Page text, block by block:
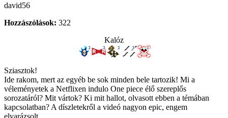
david56
Hozzászólások: 322
Kalóz
Sziasztok!
Ide rakom, mert az egyéb be sok minden bele tartozik! Mi a
véleményetek a Netflixen indulo One piece élő szereplős
sorozatáról? Mit vártok? Ki mit hallot, olvasott ebben a témában
kapcsolatban? A díszletekről a videó nagyon epic, engem
elvarázsolt.